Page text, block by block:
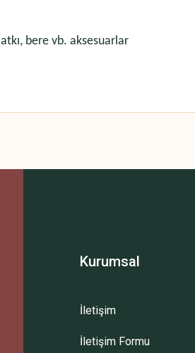
bere vb. aksesuarlar
Bu ürüne ilk yorumu siz yapın!
Kurumsal
İletişim
İletişim Formu